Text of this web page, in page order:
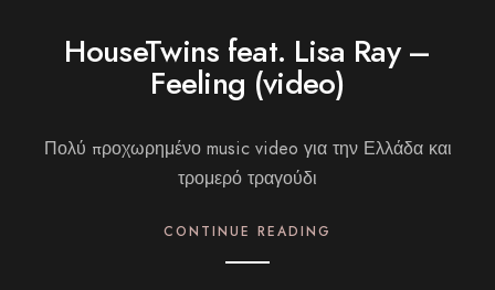
HouseTwins feat. Lisa Ray –
Feeling (video)
Πολύ προχωρημένο music video για την Ελλάδα και
τρομερό τραγούδι
CONTINUE READING